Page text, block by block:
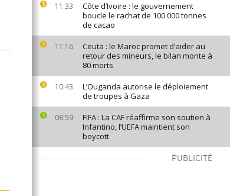
11:33
Côte d’Ivoire : le gouvernement
boucle le rachat de 100 000 tonnes
de cacao
11:16
Ceuta : le Maroc promet d’aider au
retour des mineurs, le bilan monte à
80 morts
10:43
L’Ouganda autorise le déploiement
de troupes à Gaza
08:59
FIFA : La CAF réaffirme son soutien à
Infantino, l’UEFA maintient son
boycott
PUBLICITÉ